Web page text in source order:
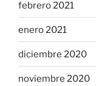
febrero 2021
enero 2021
diciembre 2020
noviembre 2020